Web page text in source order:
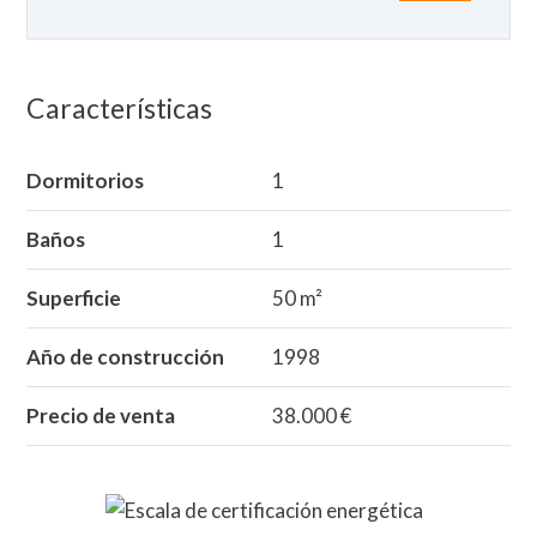
Características
Dormitorios 1
Baños 1
Superficie 50 m²
Año de construcción 1998
Precio de venta 38.000 €